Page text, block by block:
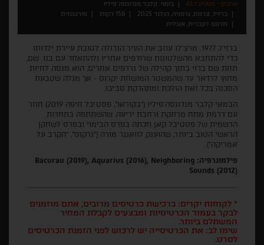
ארכיון - פסטיבל 41
בימוי: קלבר מנדונסה־פיליו
ברזיל, צרפת, גרמניה, הולנד 2025
158 דקות
פורטוגזית
תרגום לעברית, אנגלית
ברזיל, 1977. מרצ'לו עוזב את העיר הגדולה לטובת עיירת ילדותו
כדי להתחבא מהשלטונות שרודפים אחריו ולהתאחד עם בנו. שם,
תחת שם בדוי בתוך קהילה של נרדפים אחרים, הוא מנסה לחיות
מחוץ לרדאר עד שהמשטר המושחת יקרוס - אך מגלה שטבעת
הסכנה בכל זאת הולכת ומתהדקת סביבו.
הבמאי קלבר מנדונסה־פיליו ("בקוראו", פסטיבל חיפה 2019) חוזר
עם דרמת מתח מרתקת ורחבת יריעה, שהשתתפה בתחרות
הרשמית של פסטיבל קאן וזכתה בפרס הבימוי ובפרס לשחקן
הראשי הטוב ביותר, שהוענק לוואגנר מורה ("נרקוס", "הקרב על
אמריקה").
פילמוגרפיה: Bacurau (2019), Aquarius (2016), Neighboring
Sounds (2012)
* לקוחות יקרים: ברכישת כרטיסים מרובים, אתם מוזמנים
לבקר בעמוד הכרטיסיות ומבצעים לקבלת המחיר
המשתלם ביותר.
שימו לב: את הכרטיסייה יש לרכוש לפני הזמנת הכרטיסים
לסרט.